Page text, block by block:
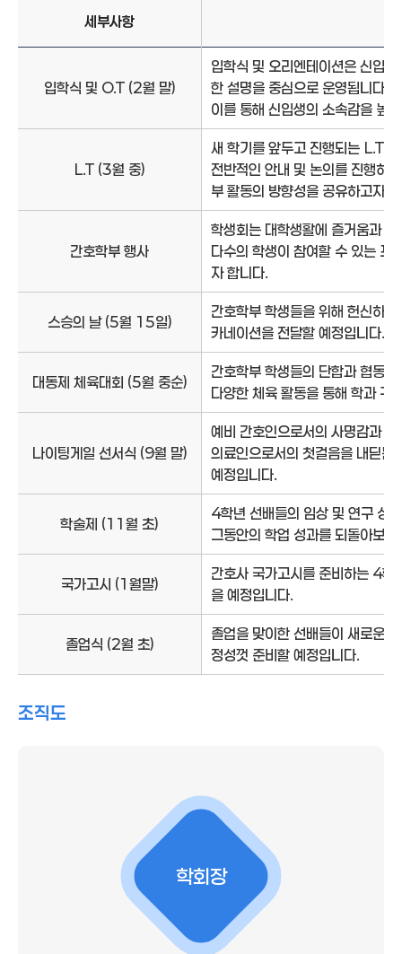
간호학부 학생회 정보를 제공하며 세부사항, 행사내용으로 구성된 표
세부사항
입학식 및 O.T (2월 말)
입학식 및 오리엔테이션은 신입
한 설명을 중심으로 운영됩니다.
이를 통해 신입생의 소속감을 높
L.T (3월 중)
새 학기를 앞두고 진행되는 L.T
전반적인 안내 및 논의를 진행하
부 활동의 방향성을 공유하고자
간호학부 행사
학생회는 대학생활에 즐거움과
다수의 학생이 참여할 수 있는 프
자 합니다.
스승의 날 (5월 15일)
간호학부 학생들을 위해 헌신하
카네이션을 전달할 예정입니다.
대동제 체육대회 (5월 중순)
간호학부 학생들의 단합과 협동
다양한 체육 활동을 통해 학과 구
나이팅게일 선서식 (9월 말)
예비 간호인으로서의 사명감과
의료인으로서의 첫걸음을 내딛는
예정입니다.
학술제 (11월 초)
4학년 선배들의 임상 및 연구 성
그동안의 학업 성과를 되돌아보
국가고시 (1월말)
간호사 국가고시를 준비하는 4학
을 예정입니다.
졸업식 (2월 초)
졸업을 맞이한 선배들이 새로운
정성껏 준비할 예정입니다.
조직도
학회장